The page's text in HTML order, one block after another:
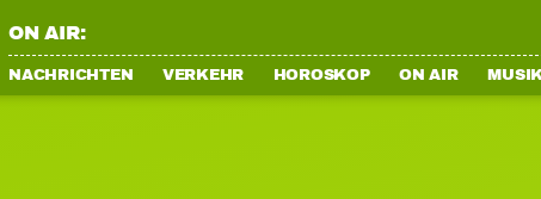
ON AIR:
NACHRICHTEN VERKEHR HOROSKOP ON AIR